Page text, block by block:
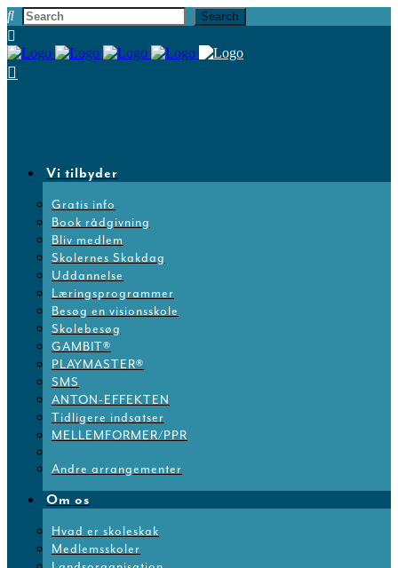
Vi tilbyder
Gratis info
Book rådgivning
Bliv medlem
Skolernes Skakdag
Uddannelse
Læringsprogrammer
Besøg en visionsskole
Skolebesøg
GAMBIT®
PLAYMASTER®
SMS
ANTON-EFFEKTEN
Tidligere indsatser
MELLEMFORMER/PPR
Andre arrangementer
Om os
Hvad er skoleskak
Medlemsskoler